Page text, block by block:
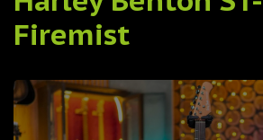
Firemist